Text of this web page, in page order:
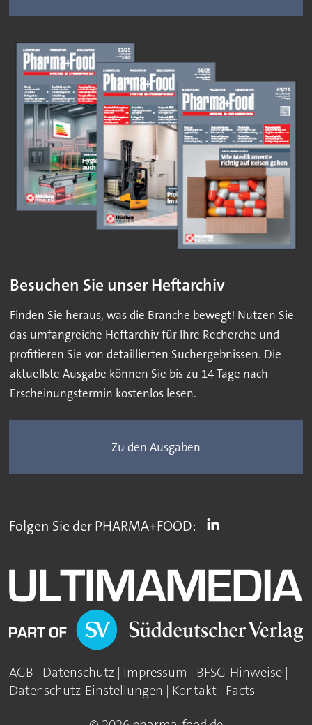
Besuchen Sie unser Heftarchiv
Finden Sie heraus, was die Branche bewegt! Nutzen Sie
das umfangreiche Heftarchiv für Ihre Recherche und
profitieren Sie von detaillierten Suchergebnissen. Die
aktuellste Ausgabe können Sie bis zu 14 Tage nach
Erscheinungstermin kostenlos lesen.
Zu den Ausgaben
Folgen Sie der PHARMA+FOOD:
AGB | Datenschutz | Impressum | BFSG-Hinweise |
Datenschutz-Einstellungen | Kontakt | Facts